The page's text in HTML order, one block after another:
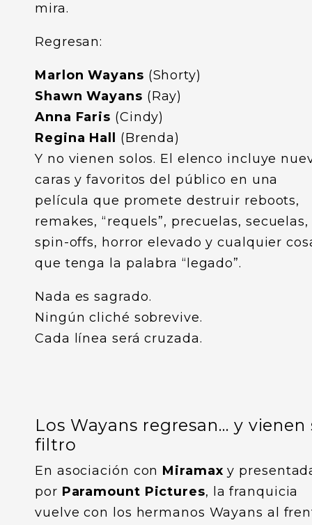
mira.
Regresan:
Marlon Wayans (Shorty)
Shawn Wayans (Ray)
Anna Faris (Cindy)
Regina Hall
(Brenda)
Y no vienen solos. El elenco incluye
caras y favoritos del público en una
película que promete destruir reboots,
remakes, “requels”, precuelas, secuelas,
spin-offs, horror elevado y cualquier
que tenga la palabra “legado”.
Nada es sagrado.
Ningún cliché sobrevive.
Cada línea será cruzada.
Los Wayans regresan… y vienen
filtro
En asociación con Miramax y
por Paramount Pictures, la franquicia
vuelve con los hermanos Wayans al